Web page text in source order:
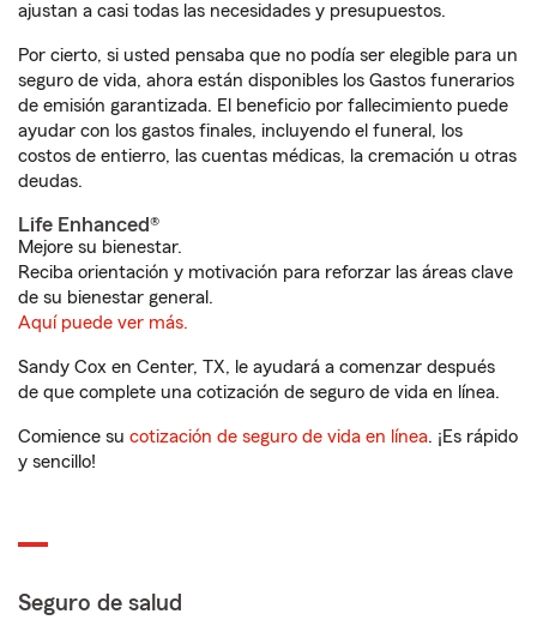
ajustan a casi todas las necesidades y presupuestos.
Por cierto, si usted pensaba que no podía ser elegible para un
seguro de vida, ahora están disponibles los Gastos funerarios
de emisión garantizada. El beneficio por fallecimiento puede
ayudar con los gastos finales, incluyendo el funeral, los
costos de entierro, las cuentas médicas, la cremación u otras
deudas.
Life Enhanced®
Mejore su bienestar.
Reciba orientación y motivación para reforzar las áreas clave
de su bienestar general.
Aquí puede ver más.
Sandy Cox en Center, TX, le ayudará a comenzar después
de que complete una cotización de seguro de vida en línea.
Comience su cotización de seguro de vida en línea. ¡Es rápido
y sencillo!
Seguro de salud